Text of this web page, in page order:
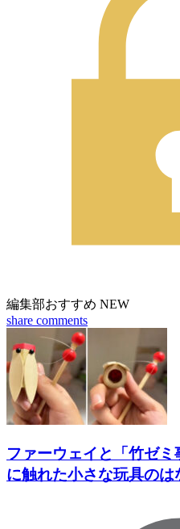
編集部おすすめ NEW
share comments
ファーウェイと「竹ゼ
に触れた小さな玩具のは